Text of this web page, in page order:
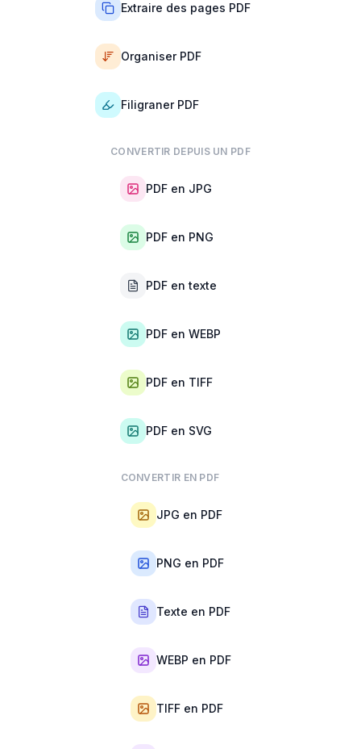
Extraire des pages PDF
Organiser PDF
Filigraner PDF
CONVERTIR DEPUIS UN PDF
PDF en JPG
PDF en PNG
PDF en texte
PDF en WEBP
PDF en TIFF
PDF en SVG
CONVERTIR EN PDF
JPG en PDF
PNG en PDF
Texte en PDF
WEBP en PDF
TIFF en PDF